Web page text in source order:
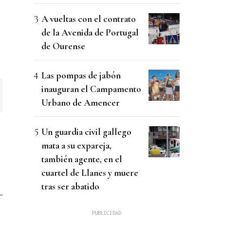
A vueltas con el contrato
de la Avenida de Portugal
de Ourense
Las pompas de jabón
inauguran el Campamento
Urbano de Amencer
Un guardia civil gallego
mata a su expareja,
también agente, en el
cuartel de Llanes y muere
tras ser abatido